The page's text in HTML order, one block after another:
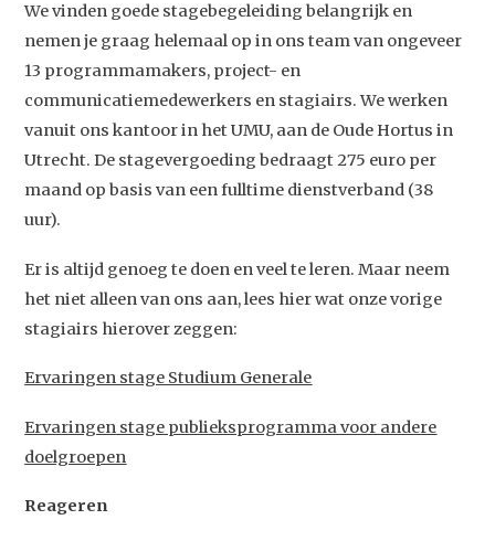
We vinden goede stagebegeleiding belangrijk en
nemen je graag helemaal op in ons team van ongeveer
13 programmamakers, project- en
communicatiemedewerkers en stagiairs. We werken
vanuit ons kantoor in het UMU, aan de Oude Hortus in
Utrecht. De stagevergoeding bedraagt 275 euro per
maand op basis van een fulltime dienstverband (38
uur).
Er is altijd genoeg te doen en veel te leren. Maar neem
het niet alleen van ons aan, lees hier wat onze vorige
stagiairs hierover zeggen:
Ervaringen stage Studium Generale
Ervaringen stage publieksprogramma voor andere
doelgroepen
Reageren